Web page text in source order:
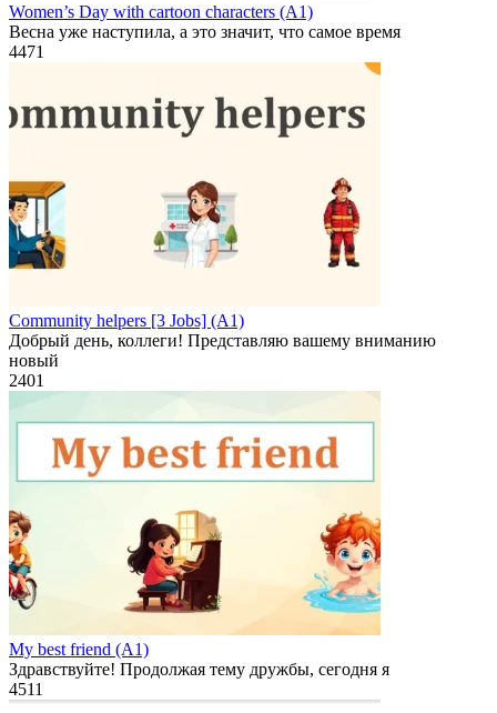
Women’s Day with cartoon characters (A1)
Весна уже наступила, а это значит, что самое время
4471
Community helpers [3 Jobs] (A1)
Добрый день, коллеги! Представляю вашему вниманию
новый
2401
My best friend (A1)
Здравствуйте! Продолжая тему дружбы, сегодня я
4511